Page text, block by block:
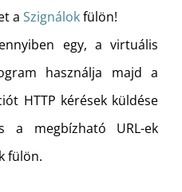
a Szignálokfülön!
egy, a virtuális
használja majd a
HTTP kérések küldése
a megbízható URL-ek
fülön.